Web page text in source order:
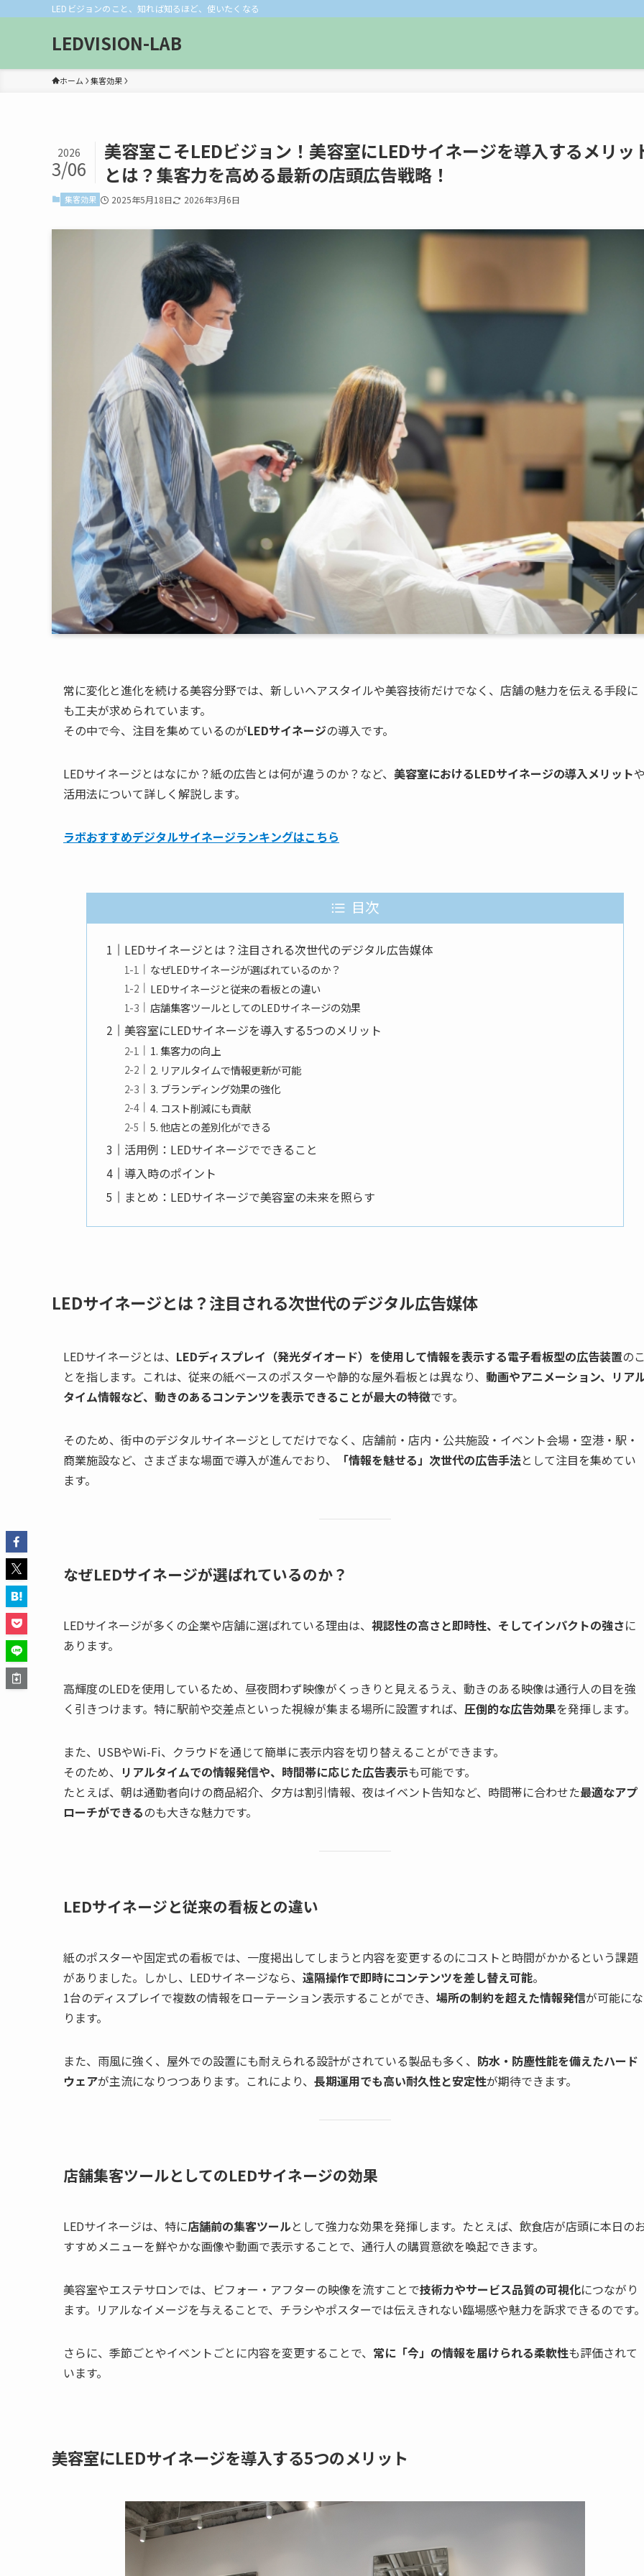
LEDビジョンのこと、知れば知るほど、使いたくなる
LEDVISION-LAB
ホーム 集客効果
美容室こそLEDビジョン！美容室にLEDサイネージを導入するメリッ
とは？集客力を高める最新の店頭広告戦略！
2026
3/06
集客効果 2025年5月18日 2026年3月6日
常に変化と進化を続ける美容分野では、新しいヘアスタイルや美容技術だけでなく、店舗の魅力を伝える手段に
も工夫が求められています。
その中で今、注目を集めているのがLEDサイネージの導入です。
LEDサイネージとはなにか？紙の広告とは何が違うのか？など、 美容室におけるLEDサイネージの導入メリット
活用法について詳しく解説します。
ラボおすすめデジタルサイネージランキングはこちら
目次
LEDサイネージとは？注目される次世代のデジタル広告媒体
なぜLEDサイネージが選ばれているのか？
LEDサイネージと従来の看板との違い
店舗集客ツールとしてのLEDサイネージの効果
美容室にLEDサイネージを導入する5つのメリット
1. 集客力の向上
2. リアルタイムで情報更新が可能
3. ブランディング効果の強化
4. コスト削減にも貢献
5. 他店との差別化ができる
活用例：LEDサイネージでできること
導入時のポイント
まとめ：LEDサイネージで美容室の未来を照らす
LEDサイネージとは？注目される次世代のデジタル広告媒体
LEDサイネージとは、 LEDディスプレイ（発光ダイオード）を使用して情報を表示する電子看板型の広告装置の
とを指します。これは、従来の紙ベースのポスターや静的な屋外看板とは異なり、 動画やアニメーション、リア
タイム情報など、動きのあるコンテンツを表示できることが最大の特徴です。
そのため、街中のデジタルサイネージとしてだけでなく、店舗前・店内・公共施設・イベント会場・空港・駅・
商業施設など、さまざまな場面で導入が進んでおり、
「情報を魅せる」次世代の広告手法として注目を集めてい
ます。
なぜLEDサイネージが選ばれているのか？
LEDサイネージが多くの企業や店舗に選ばれている理由は、 視認性の高さと即時性、そしてインパクトの強さに
あります。
高輝度のLEDを使用しているため、昼夜問わず映像がくっきりと見えるうえ、動きのある映像は通行人の目を強
く引きつけます。特に駅前や交差点といった視線が集まる場所に設置すれば、 圧倒的な広告効果を発揮します。
また、USBやWi-Fi、クラウドを通じて簡単に表示内容を切り替えることができます。
そのため、 リアルタイムでの情報発信や、時間帯に応じた広告表示も可能です。
たとえば、朝は通勤者向けの商品紹介、夕方は割引情報、夜はイベント告知など、時間帯に合わせた最適なアプ
ローチができるのも大きな魅力です。
LEDサイネージと従来の看板との違い
紙のポスターや固定式の看板では、一度掲出してしまうと内容を変更するのにコストと時間がかかるという課題
がありました。しかし、LEDサイネージなら、 遠隔操作で即時にコンテンツを差し替え可能。
1台のディスプレイで複数の情報をローテーション表示することができ、 場所の制約を超えた情報発信が可能にな
ります。
また、雨風に強く、屋外での設置にも耐えられる設計がされている製品も多く、 防水・防塵性能を備えたハード
ウェアが主流になりつつあります。これにより、 長期運用でも高い耐久性と安定性が期待できます。
店舗集客ツールとしてのLEDサイネージの効果
LEDサイネージは、特に店舗前の集客ツールとして強力な効果を発揮します。たとえば、飲食店が店頭に本日の
すすめメニューを鮮やかな画像や動画で表示することで、通行人の購買意欲を喚起できます。
美容室やエステサロンでは、ビフォー・アフターの映像を流すことで技術力やサービス品質の可視化につながり
ます。リアルなイメージを与えることで、チラシやポスターでは伝えきれない臨場感や魅力を訴求できるのです
さらに、季節ごとやイベントごとに内容を変更することで、 常に「今」の情報を届けられる柔軟性も評価されて
います。
美容室にLEDサイネージを導入する5つのメリット